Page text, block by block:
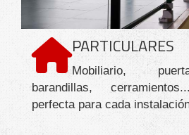
PARTICULARES
Mobiliario,
barandillas,
perfecta para cada